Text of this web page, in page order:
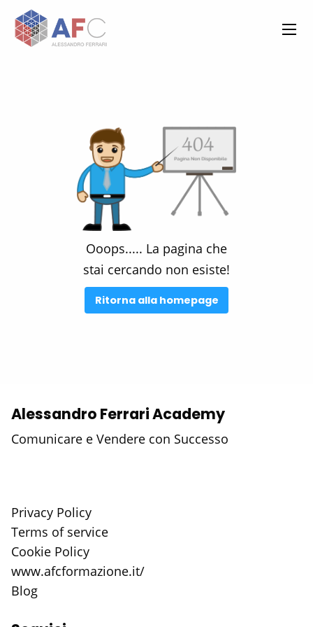
Ooops..... La pagina che
stai cercando non esiste!
Ritorna alla homepage
Alessandro Ferrari Academy
Comunicare e Vendere con Successo
Privacy Policy
Terms of service
Cookie Policy
www.afcformazione.it/
Blog